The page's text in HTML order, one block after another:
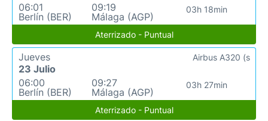
06:01
Berlín (BER)
09:19
Málaga (AGP)
03h 18min
Aterrizado - Puntual
Jueves
23 Julio
06:00
Berlín (BER)
09:27
Málaga (AGP)
03h 27min
Airbus A320 (s
Aterrizado - Puntual